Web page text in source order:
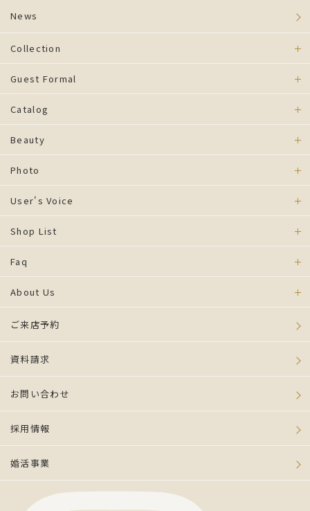
News
Collection
Guest Formal
Catalog
Beauty
Photo
User's Voice
Shop List
Faq
About Us
ご来店予約
資料請求
お問い合わせ
採用情報
婚活事業